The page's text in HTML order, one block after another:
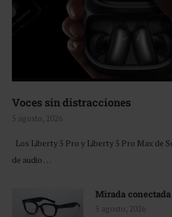
Voces sin distracciones
5 agosto, 2026
Los Liberty 5 Pro y Liberty 5 Pro Max de
de audio …
Mirada conectada
5 agosto, 2026